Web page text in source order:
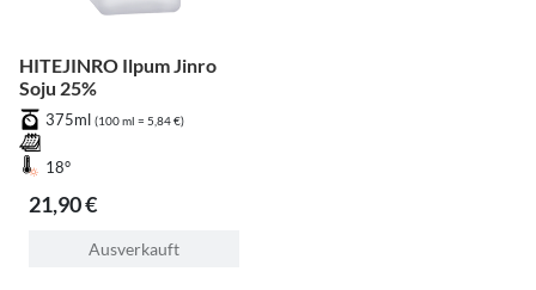
HITEJINRO Ilpum Jinro
Soju 25%
375ml (100 ml = 5,84 €)
18°
21,90 €
Ausverkauft